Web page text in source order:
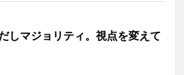
しマジョリティ。視点を変えて